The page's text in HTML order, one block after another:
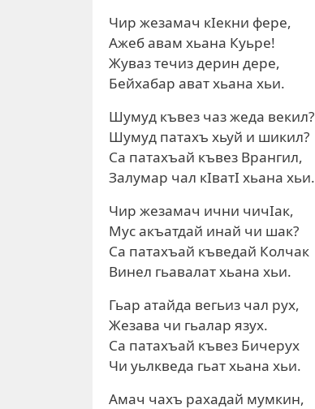
Чир жезамач кIекни фере,
Ажеб авам хьана Куьре!
Жуваз течиз дерин дере,
Бейхабар ават хьана хьи.
Шумуд къвез чаз жеда векил?
Шумуд патахъ хьуй и шикил?
Са патахъай къвез Врангил,
Залумар чал кIватI хьана хьи.
Чир жезамач ични чичIак,
Мус акъатдай инай чи шак?
Са патахъай къведай Колчак
Винел гьавалат хьана хьи.
Гьар атайда вегьиз чал рух,
Жезава чи гьалар язух.
Са патахъай къвез Бичерух
Чи уьлкведа гьат хьана хьи.
Амач чахъ рахадай мумкин,